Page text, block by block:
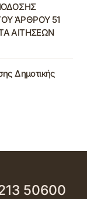
ΆΡΘΡΟΥ 51
ΑΙΤΗΣΕΩΝ
Δημοτικής
50600